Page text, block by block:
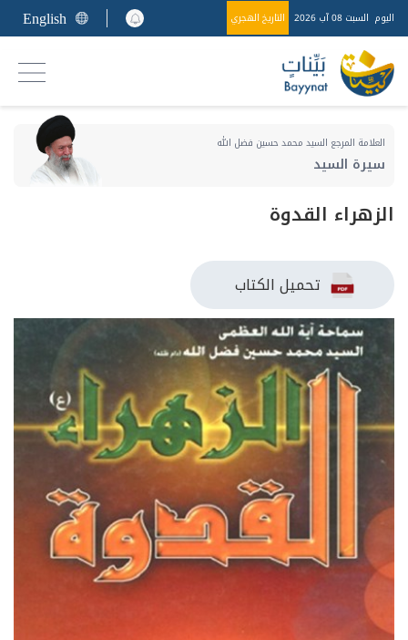
اليوم السبت 08 آب 2026 التاريخ الهجري English
العلامة المرجع السيد محمد حسين فضل الله
سيرة السيد
الزهراء القدوة
تحميل الكتاب